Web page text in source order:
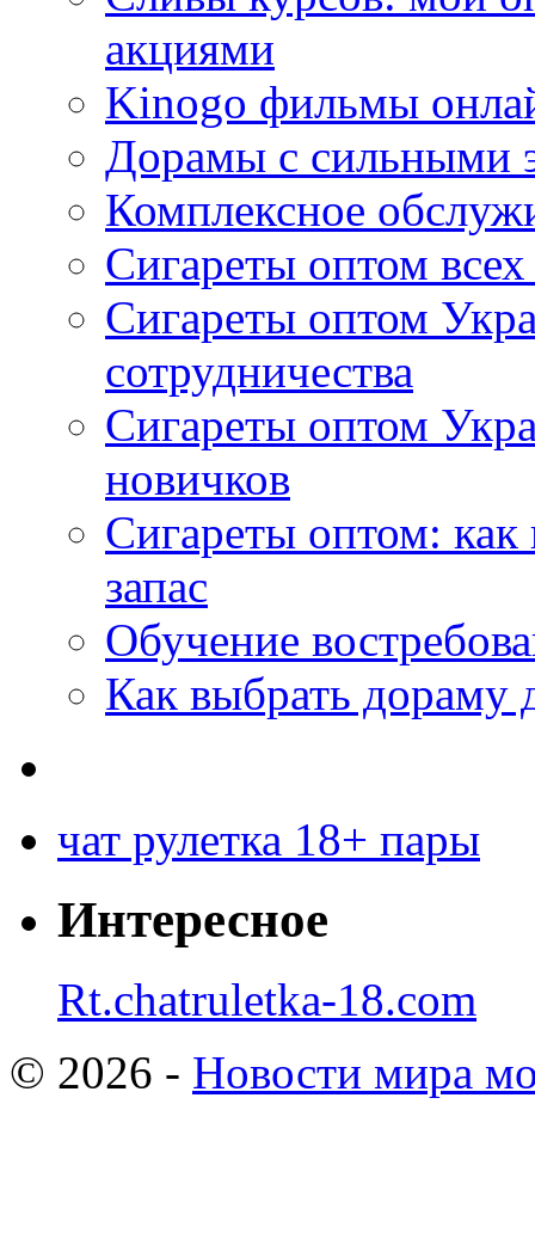
акциями
Kinogo фильмы
Дорамы с сильными
Комплексное
Сигареты оптом
Сигареты оптом
сотрудничества
Сигареты оптом
новичков
Сигареты оптом:
запас
Обучение
Как выбрать дораму
чат рулетка 18+ пары
Интересное
Rt.chatruletka-18.com
© 2026 - Новости мира